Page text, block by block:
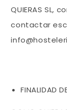
QUIERAS SL,
contactar
FINALIDAD